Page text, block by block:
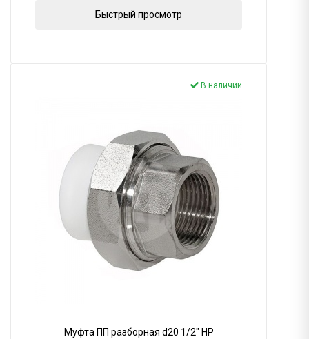
Быстрый просмотр
В наличии
Муфта ПП разборная d20 1/2" НР